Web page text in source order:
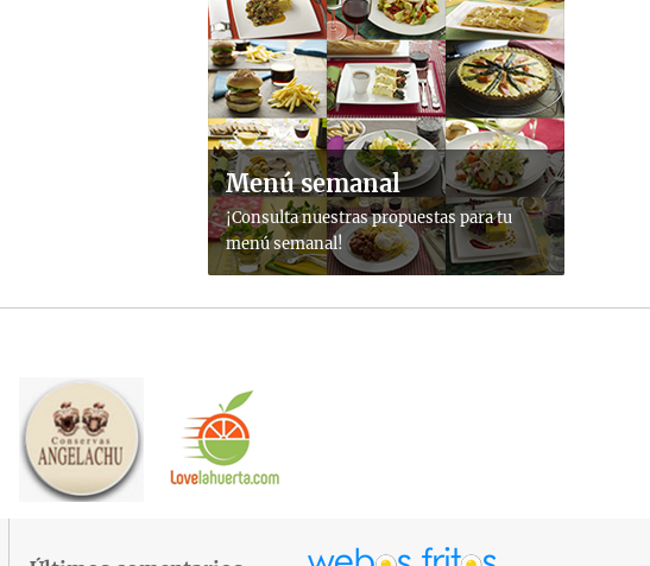
Menú semanal
¡Consulta nuestras propuestas para tu
menú semanal!